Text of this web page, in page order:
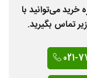
می‌توانید با
تماس بگیرید.
021-